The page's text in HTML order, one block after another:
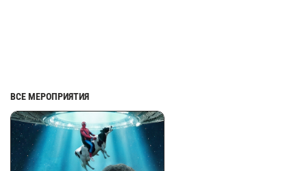
ВСЕ МЕРОПРИЯТИЯ